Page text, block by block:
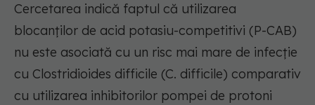
Cercetarea indică faptul că utilizarea
blocanților de acid potasiu-competitivi (P-CAB)
nu este asociată cu un risc mai mare de infecție
cu Clostridioides difficile (C. difficile) comparativ
cu utilizarea inhibitorilor pompei de protoni